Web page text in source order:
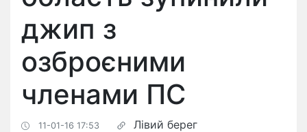
джип з
озброєними
членами ПС
11-01-16 17:53 Лівий берег